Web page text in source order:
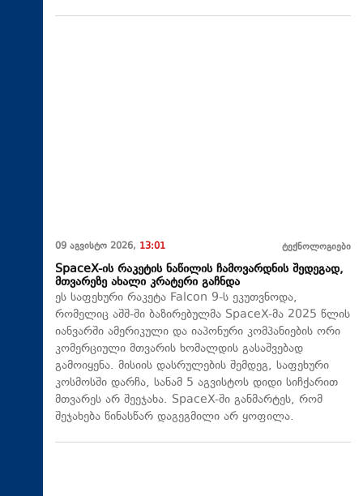
09 აგვისტო 2026, 13:01 ტექნოლოგიები
SpaceX-ის რაკეტის ნაწილის ჩამოვარდნის შედეგად,
მთვარეზე ახალი კრატერი გაჩნდა
ეს საფეხური რაკეტა Falcon 9-ს ეკუთვნოდა,
რომელიც აშშ-ში ბაზირებულმა SpaceX-მა 2025 წლის
იანვარში ამერიკული და იაპონური კომპანიების ორი
კომერციული მთვარის ხომალდის გასაშვებად
გამოიყენა. მისიის დასრულების შემდეგ, საფეხური
კოსმოსში დარჩა, სანამ 5 აგვისტოს დიდი სიჩქარით
მთვარეს არ შეეჯახა.​ SpaceX-ში განმარტეს, რომ
შეჯახება წინასწარ დაგეგმილი არ ყოფილა.